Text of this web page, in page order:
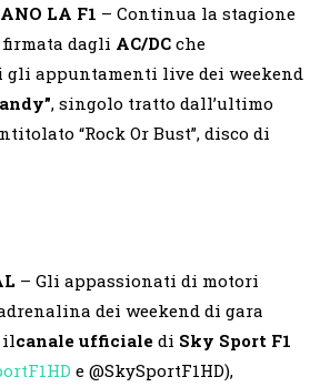
LA F1 – Continua la stagione
dagli AC/DC che
gli appuntamenti live dei weekend
, singolo tratto dall’ultimo
“Rock Or Bust”, disco di
– Gli appassionati di motori
dei weekend di gara
ilcanale ufficiale di Sky Sport F1
e @SkySportF1HD),